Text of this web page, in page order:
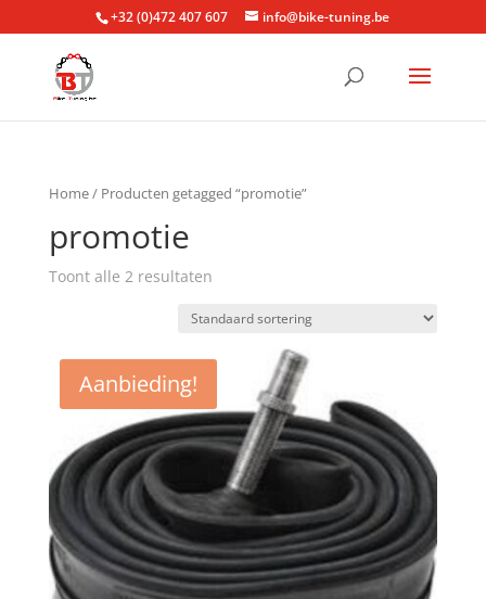
+32 (0)472 407 607 info@bike-tuning.be
Home/ Producten getagged “promotie”
promotie
Toont alle 2 resultaten
Aanbieding!